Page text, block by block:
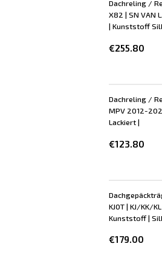
Dachreling /
X82 | SN VAN
| Kunststoff
€255.80
Dachreling /
MPV 2012-
Lackiert |
€123.80
KJ0T | KJ/KK/
Kunststoff |
€179.00